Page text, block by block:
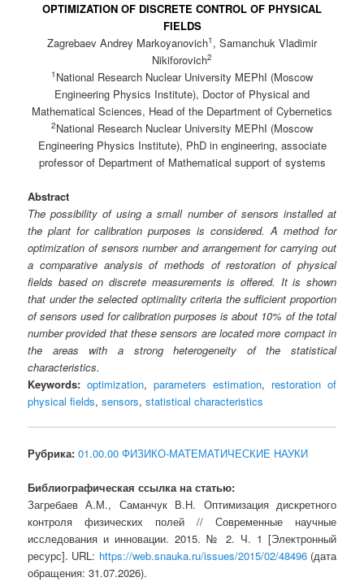
OPTIMIZATION OF DISCRETE CONTROL OF PHYSICAL
FIELDS
Zagrebaev Andrey Markoyanovich1 , Samanchuk Vladimir
Nikiforovich2
1 National Research Nuclear University MEPhI (Moscow
Engineering Physics Institute), Doctor of Physical and
Mathematical Sciences, Head of the Department of Cybernetics
2National Research Nuclear University MEPhI (Moscow
Engineering Physics Institute), PhD in engineering, associate
professor of Department of Mathematical support of systems
Abstract
The possibility of using a small number of sensors installed at
the plant for calibration purposes is considered. A method for
optimization of sensors number and arrangement for carrying out
a comparative analysis of methods of restoration of physical
fields based on discrete measurements is offered. It is shown
that under the selected optimality criteria the sufficient proportion
of sensors used for calibration purposes is about 10% of the total
number provided that these sensors are located more compact in
the areas with a strong heterogeneity of the statistical
characteristics.
Keywords: optimization,parameters estimation, restoration of
physical fields,sensors,statistical characteristics
Рубрика: 01.00.00 ФИЗИКО-МАТЕМАТИЧЕСКИЕ НАУКИ
Библиографическая ссылка на статью:
Загребаев А.М., Саманчук В.Н. Оптимизация дискретного
контроля физических полей // Современные научные
исследования и инновации. 2015. № 2. Ч. 1 [Электронный
ресурс]. URL: https://web.snauka.ru/issues/2015/02/48496(дата
обращения: 31.07.2026).